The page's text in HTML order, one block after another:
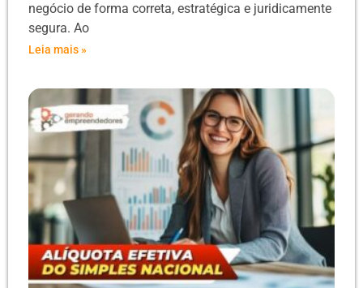
negócio de forma correta, estratégica e juridicamente
segura. Ao
Leia mais »